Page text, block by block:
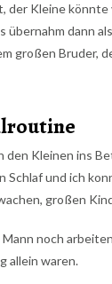
der Kleine
dann
großen Bruder,
den Kleinen ins
Schlaf und ich
großen
noch
allein waren.